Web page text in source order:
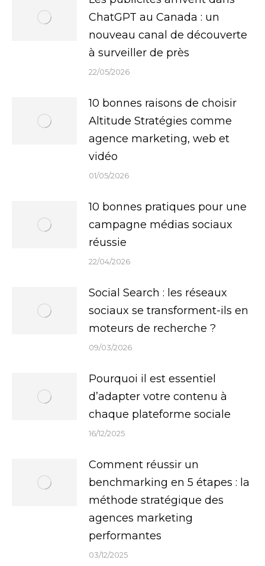
ChatGPT au Canada : un
nouveau canal de découverte
à surveiller de près
22/05/2026
10 bonnes raisons de choisir
Altitude Stratégies comme
agence marketing, web et
vidéo
01/05/2026
10 bonnes pratiques pour une
campagne médias sociaux
réussie
22/04/2026
Social Search : les réseaux
sociaux se transforment-ils en
moteurs de recherche ?
09/03/2026
Pourquoi il est essentiel
d’adapter votre contenu à
chaque plateforme sociale
16/12/2025
Comment réussir un
benchmarking en 5 étapes : la
méthode stratégique des
agences marketing
performantes
03/12/2025